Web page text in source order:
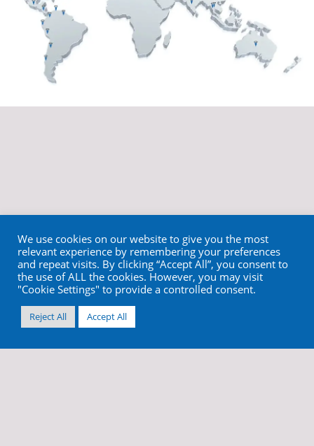
We use cookies on our website to give you the most
relevant experience by remembering your preferences
and repeat visits. By clicking “Accept All”, you consent to
the use of ALL the cookies. However, you may visit
"Cookie Settings" to provide a controlled consent.
Reject All Accept All